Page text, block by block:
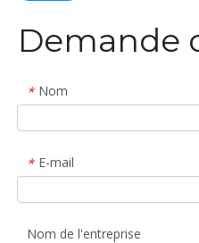
Demande
* Nom
* E-mail
Nom de l'entreprise